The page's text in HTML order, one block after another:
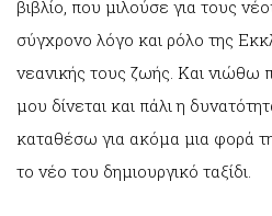
βιβλίο, που μιλούσε για τους
σύγχρονο λόγο και ρόλο της
νεανικής τους ζωής. Και νιώθω
μου δίνεται και πάλι η
καταθέσω για ακόμα μια φορά
το νέο του δημιουργικό ταξίδι.